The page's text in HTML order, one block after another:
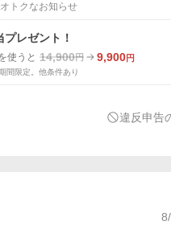
トクなお知らせ
レゼント！
使うと 14,900円 9,900円
間限定。他条件あり
違反申告